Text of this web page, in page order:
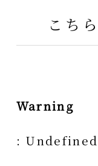
こち
Warning
: